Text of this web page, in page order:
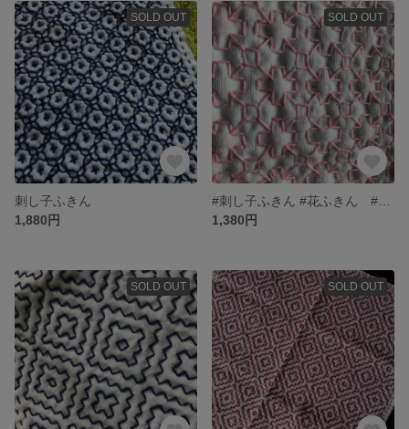
SOLD OUT
刺し子ふきん
1,880円
SOLD OUT
1,380円
SOLD OUT SOLD OUT